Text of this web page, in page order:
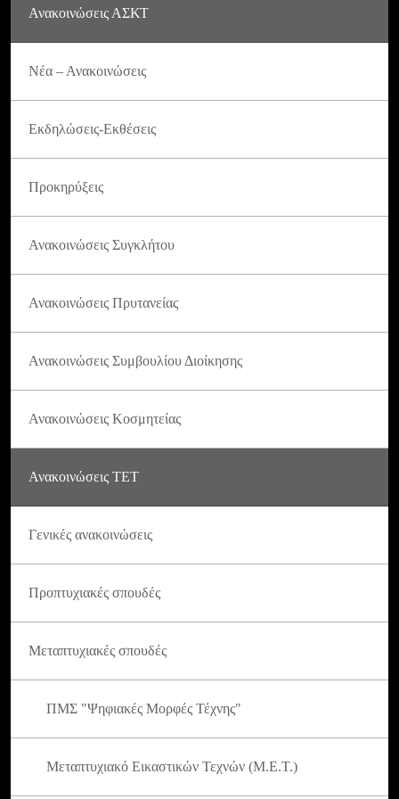
Ανακοινώσεις ΑΣΚΤ
Νέα – Ανακοινώσεις
Εκδηλώσεις-Εκθέσεις
Προκηρύξεις
Ανακοινώσεις Συγκλήτου
Ανακοινώσεις Πρυτανείας
Ανακοινώσεις Συμβουλίου Διοίκησης
Ανακοινώσεις Κοσμητείας
Ανακοινώσεις ΤΕΤ
Γενικές ανακοινώσεις
Προπτυχιακές σπουδές
Μεταπτυχιακές σπουδές
ΠΜΣ "Ψηφιακές Μορφές Τέχνης"
Μεταπτυχιακό Εικαστικών Τεχνών (Μ.Ε.Τ.)